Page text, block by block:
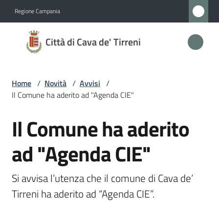
Regione Campania
Città di Cava de' Tirreni
Città
di
de'
Tirreni
Amministrazione
Novità
Menu selezionato
Servizi
Home / Novità / Avvisi /
Il Comune ha aderito ad "Agenda CIE"
Salta al contenuto
Il Comune ha aderito
ad "Agenda CIE"
Si avvisa l’utenza che il comune di Cava de’
Tirreni ha aderito ad “Agenda CIE”.